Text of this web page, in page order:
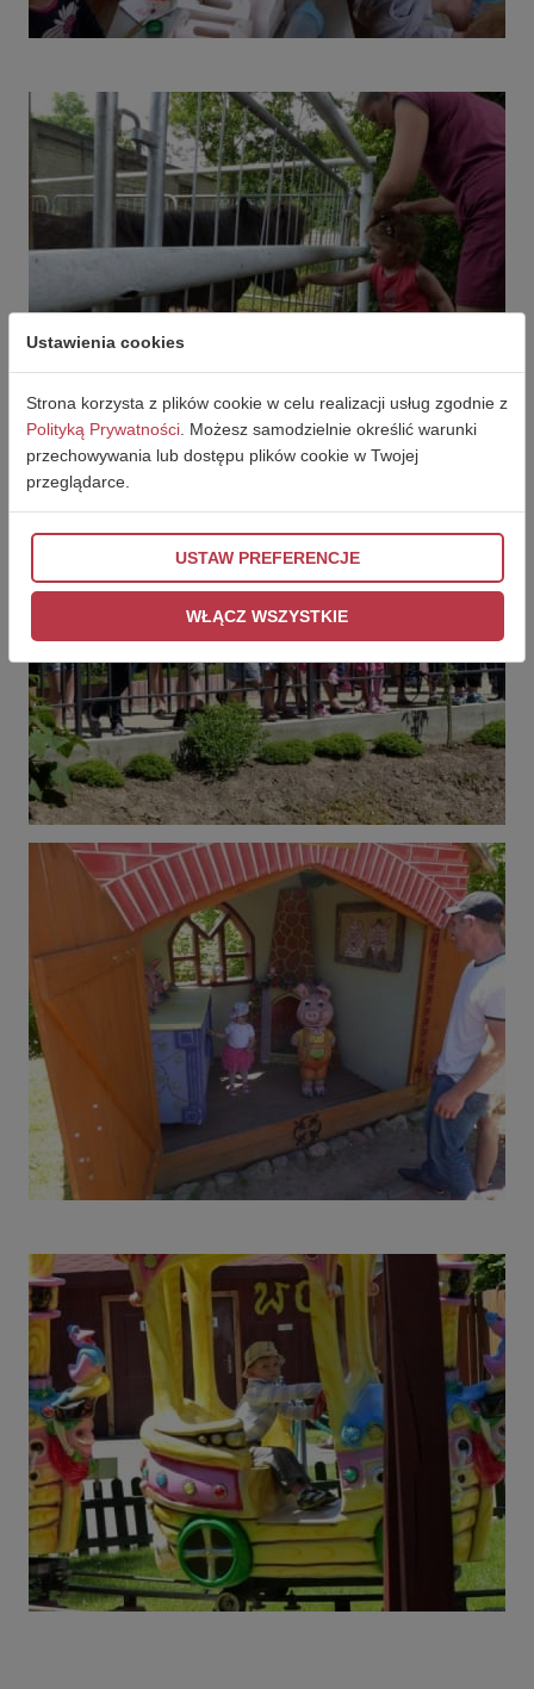
Ustawienia cookies
Strona korzysta z plików cookie w celu realizacji usług zgodnie z
Polityką Prywatności . Możesz samodzielnie określić warunki
przechowywania lub dostępu plików cookie w Twojej
przeglądarce.
USTAW PREFERENCJE
WŁĄCZ WSZYSTKIE